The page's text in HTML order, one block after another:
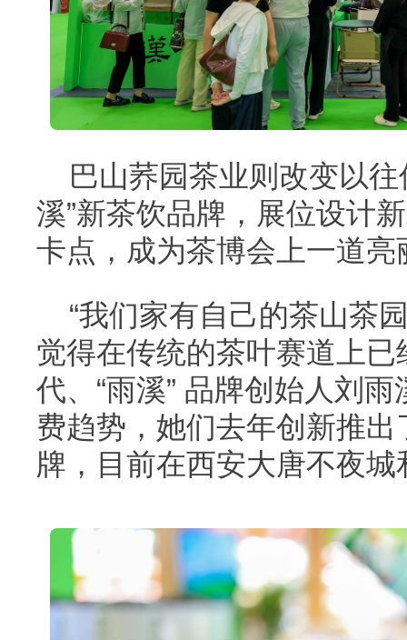
巴山荞园茶业则改变以
溪”新茶饮品牌，展位设计
卡点，成为茶博会上一道亮
“我们家有自己的茶山茶
觉得在传统的茶叶赛道上已
代、“雨溪” 品牌创始人刘
费趋势，她们去年创新推
牌，目前在西安大唐不夜